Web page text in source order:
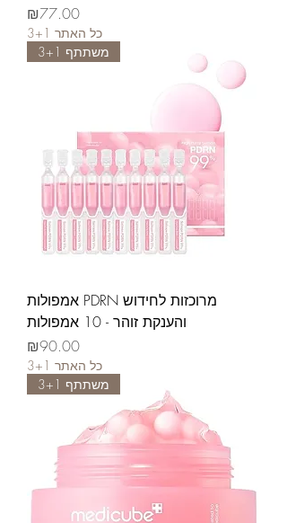
가격
₪77.00
3+1 כל האתר
משתתף 3+1
אמפולות PDRN מרוכזות לחידוש
והענקת זוהר - 10 אמפולות
가격
₪90.00
3+1 כל האתר
משתתף 3+1